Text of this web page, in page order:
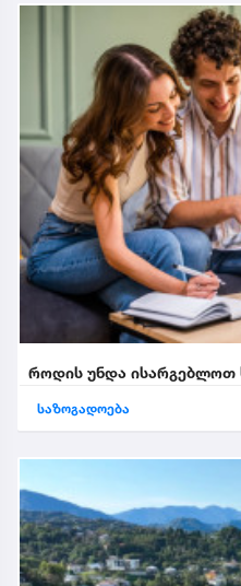
როდის უნდა ისარგებლოთ
საზოგადოება